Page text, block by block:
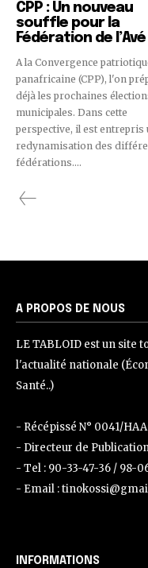
CPP : Un nouveau
souffle pour la
Fédération de l’Avé
A la Convergence
panafricaine (CPP), l'on
déjà les prochaines
municipales. Dans cette
perspective, il est entrepris
redynamisation des
fédérations....
A PROPOS DE NOUS
LE TABLOID est un site
l'actualité nationale
Santé..)
- Récépissé N° 0041/
- Directeur de
- Tel : 90-33-47-36 / 98-
- Email :
INFORMATIONS